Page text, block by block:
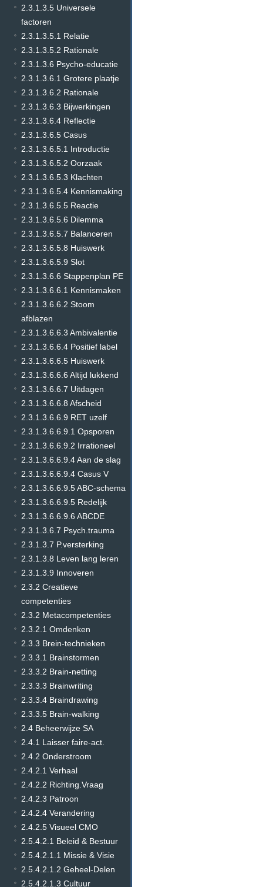
2.3.1.3.5 Universele
factoren
2.3.1.3.5.1 Relatie
2.3.1.3.5.2 Rationale
2.3.1.3.6 Psycho-educatie
2.3.1.3.6.1 Grotere plaatje
2.3.1.3.6.2 Rationale
2.3.1.3.6.3 Bijwerkingen
2.3.1.3.6.4 Reflectie
2.3.1.3.6.5 Casus
2.3.1.3.6.5.1 Introductie
2.3.1.3.6.5.2 Oorzaak
2.3.1.3.6.5.3 Klachten
2.3.1.3.6.5.4 Kennismaking
2.3.1.3.6.5.5 Reactie
2.3.1.3.6.5.6 Dilemma
2.3.1.3.6.5.7 Balanceren
2.3.1.3.6.5.8 Huiswerk
2.3.1.3.6.5.9 Slot
2.3.1.3.6.6 Stappenplan PE
2.3.1.3.6.6.1 Kennismaken
2.3.1.3.6.6.2 Stoom
afblazen
2.3.1.3.6.6.3 Ambivalentie
2.3.1.3.6.6.4 Positief label
2.3.1.3.6.6.5 Huiswerk
2.3.1.3.6.6.6 Altijd lukkend
2.3.1.3.6.6.7 Uitdagen
2.3.1.3.6.6.8 Afscheid
2.3.1.3.6.6.9 RET uzelf
2.3.1.3.6.6.9.1 Opsporen
2.3.1.3.6.6.9.2 Irrationeel
2.3.1.3.6.6.9.4 Aan de slag
2.3.1.3.6.6.9.4 Casus V
2.3.1.3.6.6.9.5 ABC-schema
2.3.1.3.6.6.9.5 Redelijk
2.3.1.3.6.6.9.6 ABCDE
2.3.1.3.6.7 Psych.trauma
2.3.1.3.7 P.versterking
2.3.1.3.8 Leven lang leren
2.3.1.3.9 Innoveren
2.3.2 Creatieve
competenties
2.3.2 Metacompetenties
2.3.2.1 Omdenken
2.3.3 Brein-technieken
2.3.3.1 Brainstormen
2.3.3.2 Brain-netting
2.3.3.3 Brainwriting
2.3.3.4 Braindrawing
2.3.3.5 Brain-walking
2.4 Beheerwijze SA
2.4.1 Laisser faire-act.
2.4.2 Onderstroom
2.4.2.1 Verhaal
2.4.2.2 Richting.Vraag
2.4.2.3 Patroon
2.4.2.4 Verandering
2.4.2.5 Visueel CMO
2.5.4.2.1 Beleid & Bestuur
2.5.4.2.1.1 Missie & Visie
2.5.4.2.1.2 Geheel-Delen
2.5.4.2.1.3 Cultuur